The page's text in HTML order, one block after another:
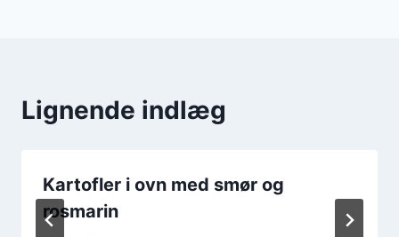
Lignende indlæg
Kartofler i ovn med smør og
rosmarin